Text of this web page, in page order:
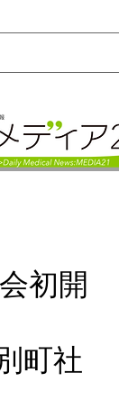
初開
町社